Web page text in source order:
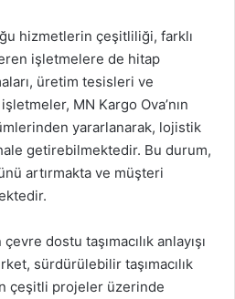
hizmetlerin çeşitliliği, farklı
işletmelere de hitap
üretim tesisleri ve
MN Kargo Ova’nın
yararlanarak, lojistik
getirebilmektedir. Bu durum,
artırmakta ve müşteri
dostu taşımacılık anlayışı
sürdürülebilir taşımacılık
çeşitli projeler üzerinde